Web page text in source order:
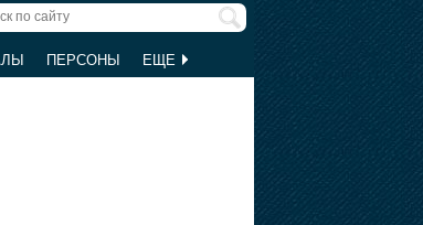
ПЕРСОНЫ ЕЩЕ